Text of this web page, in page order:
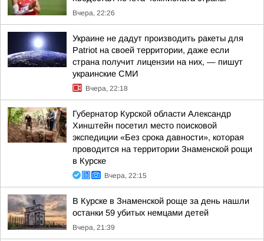
Вчера, 22:26
Украине не дадут производить ракеты для
Patriot на своей территории, даже если
страна получит лицензии на них, — пишут
украинские СМИ
Вчера, 22:18
Губернатор Курской области Александр
Хинштейн посетил место поисковой
экспедиции «Без срока давности», которая
проводится на территории Знаменской рощи
в Курске
Вчера, 22:15
В Курске в Знаменской роще за день нашли
останки 59 убитых немцами детей
Вчера, 21:39